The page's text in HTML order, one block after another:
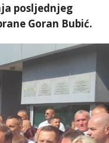
posljednjeg
Goran Bubić.